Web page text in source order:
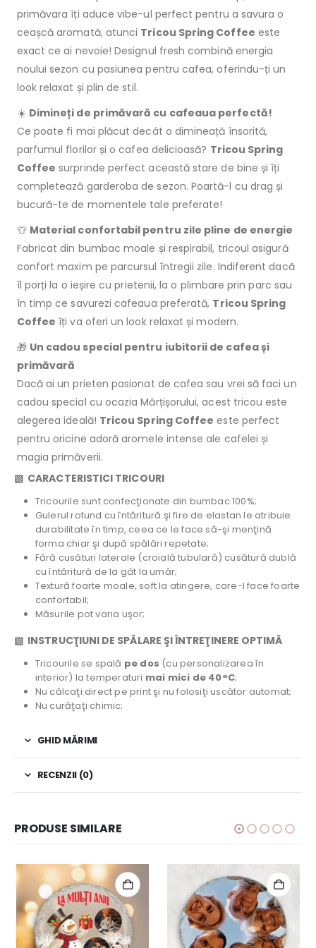
primăvara îți aduce vibe-ul perfect pentru a savura o
ceașcă aromată, atunci Tricou Spring Coffee este
exact ce ai nevoie! Designul fresh combină energia
noului sezon cu pasiunea pentru cafea, oferindu-ți un
look relaxat și plin de stil.
☀️ Dimineți de primăvară cu cafeaua perfectă!
Ce poate fi mai plăcut decât o dimineață însorită,
parfumul florilor și o cafea delicioasă? Tricou Spring
Coffee surprinde perfect această stare de bine și îți
completează garderoba de sezon. Poartă-l cu drag și
bucură-te de momentele tale preferate!
👕 Material confortabil pentru zile pline de energie
Fabricat din bumbac moale și respirabil, tricoul asigură
confort maxim pe parcursul întregii zile. Indiferent dacă
îl porți la o ieșire cu prietenii, la o plimbare prin parc sau
în timp ce savurezi cafeaua preferată, Tricou Spring
Coffee îți va oferi un look relaxat și modern.
🎁 Un cadou special pentru iubitorii de cafea și
primăvară
Dacă ai un prieten pasionat de cafea sau vrei să faci un
cadou special cu ocazia Mărțișorului, acest tricou este
alegerea ideală! Tricou Spring Coffee este perfect
pentru oricine adoră aromele intense ale cafelei și
magia primăverii.
▧ CARACTERISTICI TRICOURI
Tricourile sunt confecţionate din bumbac 100%;
Gulerul rotund cu întăritură şi fire de elastan le atribuie
durabilitate în timp, ceea ce le face să-şi menţină
forma chiar şi după spălări repetate;
Fără cusături laterale (croială tubulară) cusătură dublă
cu întăritură de la gât la umăr;
Textură foarte moale, soft la atingere, care-l face foarte
confortabil;
Măsurile pot varia uşor;
▧ INSTRUCŢIUNI DE SPĂLARE ŞI ÎNTREŢINERE OPTIMĂ
Tricourile se spală pe dos (cu personalizarea în
interior) la temperaturi mai mici de 40°C;
Nu călcaţi direct pe print şi nu folosiţi uscător automat;
Nu curăţaţi chimic;
GHID MĂRIMI
RECENZII (0)
PRODUSE SIMILARE